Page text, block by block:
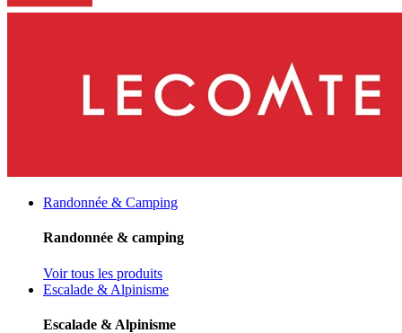
Randonnée & Camping
Randonnée & camping
Voir tous les produits
Escalade & Alpinisme
Escalade & Alpinisme